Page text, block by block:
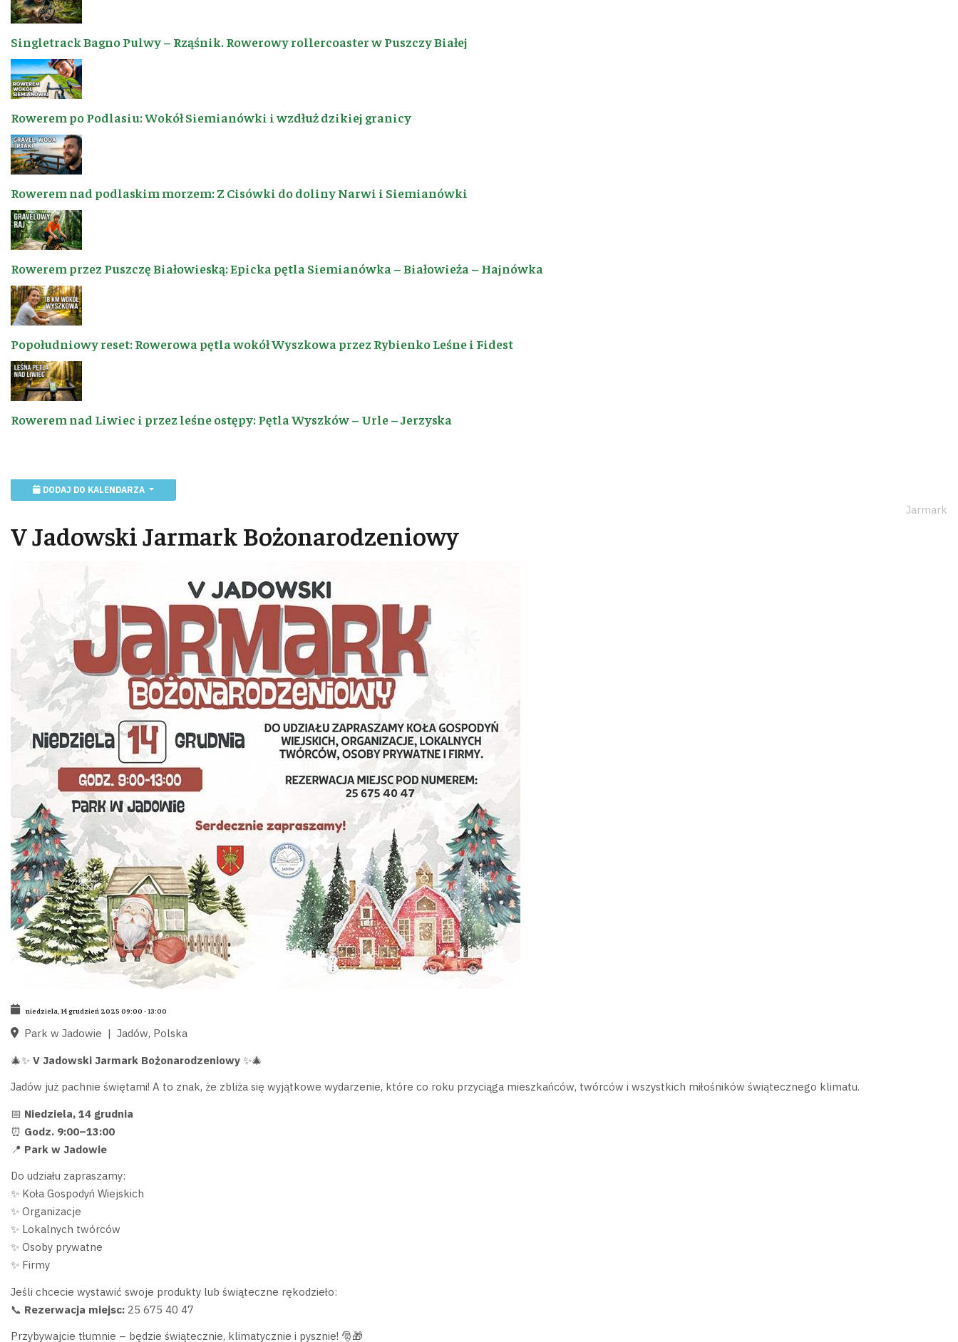
Singletrack Bagno Pulwy – Rząśnik. Rowerowy rollercoaster w Puszczy Białej
Rowerem po Podlasiu: Wokół Siemianówki i wzdłuż dzikiej granicy
Rowerem nad podlaskim morzem: Z Cisówki do doliny Narwi i Siemianówki
Rowerem przez Puszczę Białowieską: Epicka pętla Siemianówka – Białowieża – Hajnówka
Popołudniowy reset: Rowerowa pętla wokół Wyszkowa przez Rybienko Leśne i Fidest
Rowerem nad Liwiec i przez leśne ostępy: Pętla Wyszków – Urle – Jerzyska
DODAJ DO KALENDARZA
V Jadowski Jarmark Bożonarodzeniowy
Jarmark
niedziela, 14 grudzień 2025 09:00 -13:00
Park w Jadowie | Jadów, Polska
🎄✨ V Jadowski Jarmark Bożonarodzeniowy✨🎄
Jadów już pachnie świętami! A to znak, że zbliża się wyjątkowe wydarzenie, które co roku przyciąga mieszkańców, twórców i wszystkich miłośników świątecznego klimatu.
📅 Niedziela, 14 grudnia
⏰ Godz. 9:00–13:00
📍 Park w Jadowie
Do udziału zapraszamy:
✨ Koła Gospodyń Wiejskich
✨ Organizacje
✨ Lokalnych twórców
✨ Osoby prywatne
✨ Firmy
Jeśli chcecie wystawić swoje produkty lub świąteczne rękodzieło:
📞 Rezerwacja miejsc:25 675 40 47
Przybywajcie tłumnie – będzie świątecznie, klimatycznie i pysznie! 🎅🎁